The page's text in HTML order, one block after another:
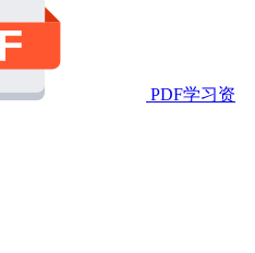
PDF学习资